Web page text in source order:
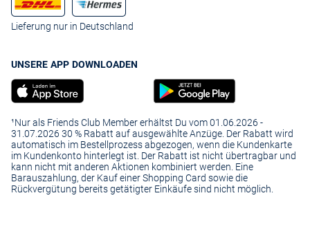
Lieferung nur in Deutschland
UNSERE APP DOWNLOADEN
¹Nur als Friends Club Member erhältst Du vom 01.06.2026 -
31.07.2026 30 % Rabatt auf ausgewählte Anzüge. Der Rabatt wird
automatisch im Bestellprozess abgezogen, wenn die Kundenkarte
im Kundenkonto hinterlegt ist. Der Rabatt ist nicht übertragbar und
kann nicht mit anderen Aktionen kombiniert werden. Eine
Barauszahlung, der Kauf einer Shopping Card sowie die
Rückvergütung bereits getätigter Einkäufe sind nicht möglich.